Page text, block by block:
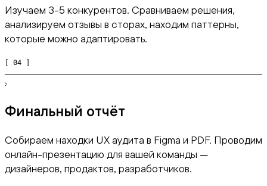
Изучаем 3-5 конкурентов. Сравниваем решения,
анализируем отзывы в сторах, находим паттерны,
которые можно адаптировать.
[ 04 ]
Финальный отчёт
Собираем находки UX аудита в Figma и PDF. Проводим
онлайн-презентацию для вашей команды —
дизайнеров, продактов, разработчиков.